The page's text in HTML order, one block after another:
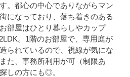
。都心の中心でありながらマン
になっており、落ち着きのある
部屋はひとり暮らしやカップ
。1階のお部屋で、専用庭が
られているので、視線が気にな
た、事務所利用が可（制限あ
しの方にも◎。